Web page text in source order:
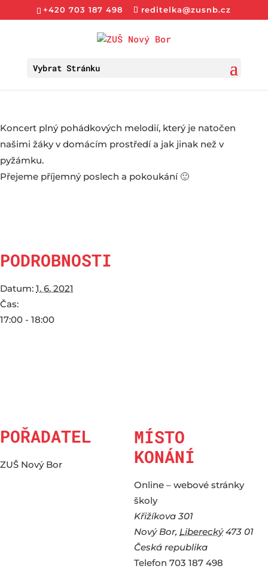
+420 703 187 498 reditelka@zusnb.cz
Vybrat Stránku
Koncert plný pohádkových melodií, který je natočen
našimi žáky v domácím prostředí a jak jinak než v
pyžámku.
Přejeme příjemný poslech a pokoukání 🙂
PODROBNOSTI
Datum: 1. 6. 2021
Čas:
17:00 - 18:00
POŘADATEL
ZUŠ Nový Bor
MÍSTO
KONÁNÍ
Online – webové stránky
školy
Křižíkova 301
Nový Bor, Liberecký 473 01
Česká republika
Telefon 703 187 498